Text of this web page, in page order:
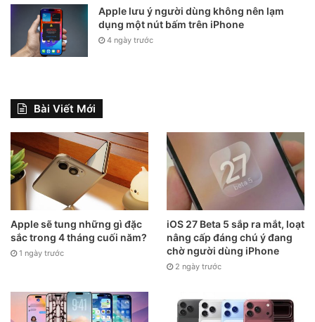
Apple lưu ý người dùng không nên lạm
dụng một nút bấm trên iPhone
4 ngày trước
Bài Viết Mới
Apple sẽ tung những gì đặc
sắc trong 4 tháng cuối năm?
1 ngày trước
iOS 27 Beta 5 sắp ra mắt, loạt
nâng cấp đáng chú ý đang
chờ người dùng iPhone
2 ngày trước